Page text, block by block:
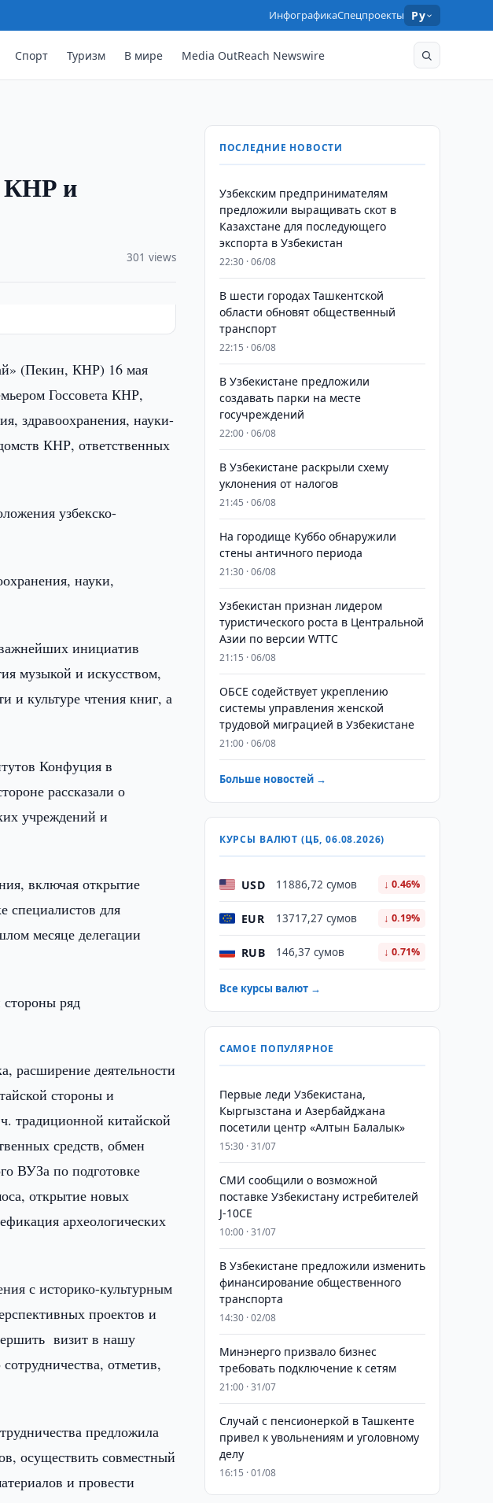
ИнфографикаСпецпроекты Ру
Спорт Туризм В мире Media OutReach Newswire
КНР и
301 views
(Пекин, КНР) 16 мая
Госсовета КНР,
здравоохранения, науки-
КНР, ответственных
узбекско-
науки,
инициатив
музыкой и искусством,
и культуре чтения книг, а
Конфуция в
рассказали о
учреждений и
включая открытие
специалистов для
месяце делегации
ряд
расширение деятельности
стороны и
традиционной китайской
средств, обмен
ВУЗа по подготовке
открытие новых
археологических
с историко-культурным
проектов и
визит в нашу
отметив,
предложила
осуществить совместный
и провести
ПОСЛЕДНИЕ НОВОСТИ
Узбекским предпринимателям
предложили выращивать скот в
Казахстане для последующего
экспорта в Узбекистан
22:30 · 06/08
В шести городах Ташкентской
области обновят общественный
транспорт
22:15 · 06/08
В Узбекистане предложили
создавать парки на месте
госучреждений
22:00 · 06/08
В Узбекистане раскрыли схему
уклонения от налогов
21:45 · 06/08
На городище Куббо обнаружили
стены античного периода
21:30 · 06/08
Узбекистан признан лидером
туристического роста в Центральной
Азии по версии WTTC
21:15 · 06/08
ОБСЕ содействует укреплению
системы управления женской
трудовой миграцией в Узбекистане
21:00 · 06/08
Больше новостей →
КУРСЫ ВАЛЮТ (ЦБ, 06.08.2026)
USD 11886,72 сумов ↓ 0.46%
EUR 13717,27 сумов ↓ 0.19%
RUB 146,37 сумов ↓ 0.71%
Все курсы валют →
САМОЕ ПОПУЛЯРНОЕ
Первые леди Узбекистана,
Кыргызстана и Азербайджана
посетили центр «Алтын Балалык»
15:30 · 31/07
СМИ сообщили о возможной
поставке Узбекистану истребителей
J-10CE
10:00 · 31/07
В Узбекистане предложили изменить
финансирование общественного
транспорта
14:30 · 02/08
Минэнерго призвало бизнес
требовать подключение к сетям
21:00 · 31/07
Случай с пенсионеркой в Ташкенте
привел к увольнениям и уголовному
делу
16:15 · 01/08